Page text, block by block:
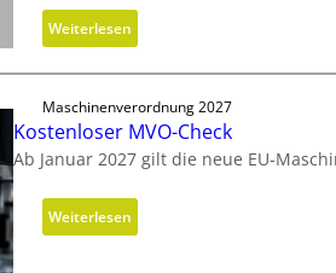
u
n
i
c
h
g
e
Weiterlesen:
E
r
g
o
n
m
i
Maschinenverordnung 2027
Kostenloser MVO-Check
Ab Januar 2027 gilt die neue EU-
Weiterlesen:
K